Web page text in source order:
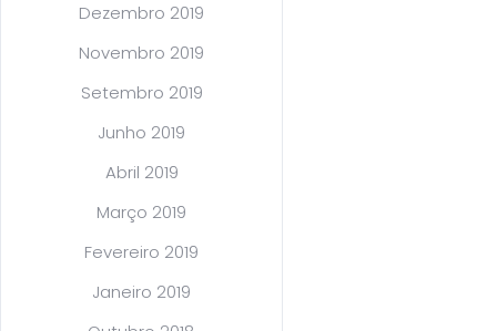
Dezembro 2019
Novembro 2019
Setembro 2019
Junho 2019
Abril 2019
Março 2019
Fevereiro 2019
Janeiro 2019